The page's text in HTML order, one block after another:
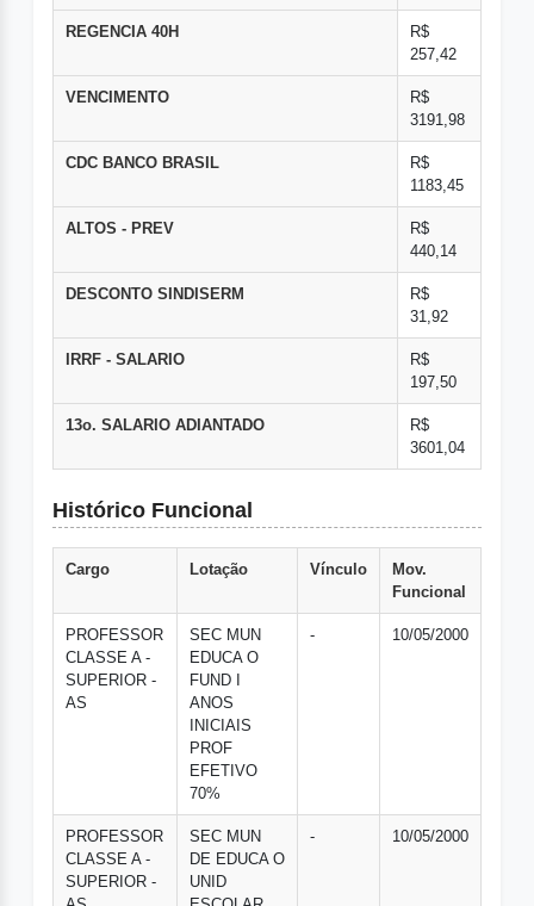
REGENCIA 40H
R$
257,42
VENCIMENTO
R$
3191,98
CDC BANCO BRASIL
R$
1183,45
ALTOS - PREV
R$
440,14
DESCONTO SINDISERM
R$
31,92
IRRF - SALARIO
R$
197,50
13o. SALARIO ADIANTADO
R$
3601,04
Histórico Funcional
Cargo Lotação Vínculo
Mov.
Funcional
PROFESSOR
CLASSE A -
SUPERIOR -
AS
SEC MUN
EDUCA O
FUND I
ANOS
INICIAIS
PROF
EFETIVO
70%
- 10/05/2000
PROFESSOR
CLASSE A -
SUPERIOR -
SEC MUN
DE EDUCA O
UNID
- 10/05/2000